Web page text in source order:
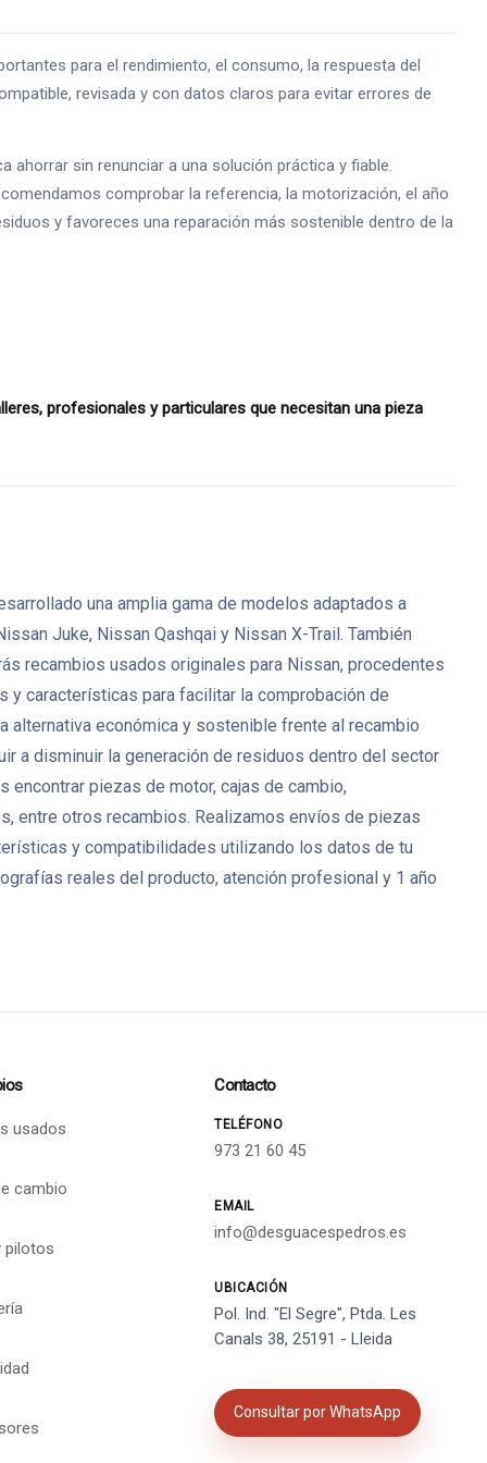
para el rendimiento, el consumo, la respuesta del
revisada y con datos claros para evitar errores de
sin renunciar a una solución práctica y fiable.
comprobar la referencia, la motorización, el año
y favoreces una reparación más sostenible dentro de la
profesionales y particulares que necesitan una pieza
una amplia gama de modelos adaptados a
Juke, Nissan Qashqai y Nissan X-Trail. También
recambios usados originales para Nissan, procedentes
características para facilitar la comprobación de
alternativa económica y sostenible frente al recambio
a disminuir la generación de residuos dentro del sector
piezas de motor, cajas de cambio,
entre otros recambios. Realizamos envíos de piezas
y compatibilidades utilizando los datos de tu
reales del producto, atención profesional y 1 año
usados
cambio
pilotos
Contacto
TELÉFONO
973 21 60 45
EMAIL
info@desguacespedros.es
UBICACIÓN
Pol. Ind. "El Segre", Ptda. Les
Canals 38, 25191 - Lleida
Consultar por WhatsApp